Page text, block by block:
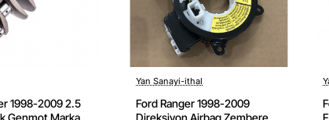
1998-2009 2.5
Genmot Marka
Yan Sanayi-ithal
Ford Ranger 1998-2009
Direksiyon Airbag Zembereği